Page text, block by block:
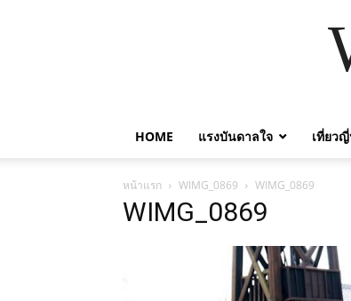
HOME แรงบันดาลใจ เที่ยว
หน้าแรก WIMG_0869 WIMG_0869
WIMG_0869